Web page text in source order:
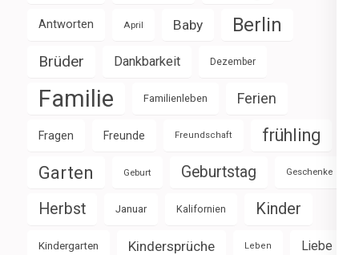
Antworten April Baby Berlin
Brüder Dankbarkeit Dezember
Familie Familienleben Ferien
Fragen Freunde Freundschaft frühling
Garten Geburt Geburtstag Geschenke
Herbst Januar Kalifornien Kinder
Kindergarten Kindersprüche Leben Liebe